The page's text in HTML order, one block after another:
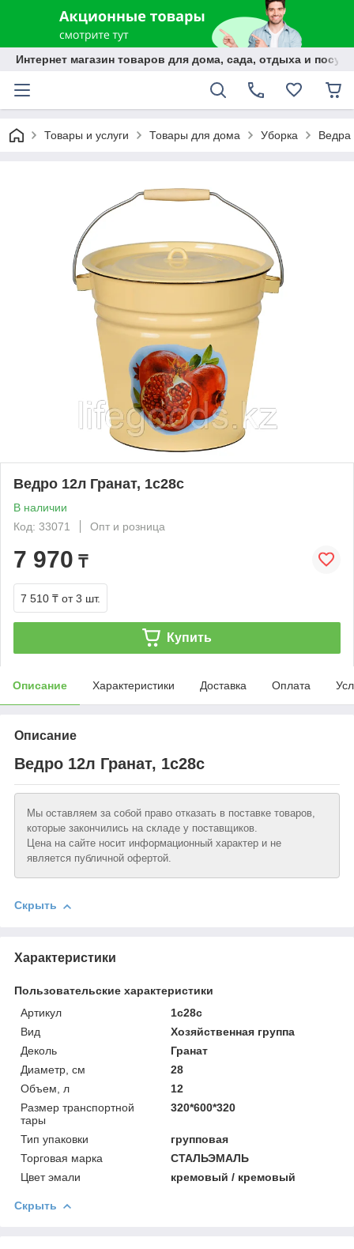
Интернет магазин товаров для дома, сада, отдыха и
Товары и услуги Товары для дома Уборка Ведра
Ведро 12л Гранат, 1с28с
В наличии
Код: 33071
Опт и розница
7 970 ₸
7 510 ₸ от 3 шт.
Купить
Описание Характеристики Доставка Оплата
Описание
Ведро 12л Гранат, 1с28с
Мы оставляем за собой право отказать в поставке товаров,
которые закончились на складе у поставщиков.
Цена на сайте носит информационный характер и не
является публичной офертой.
Скрыть
Характеристики
Пользовательские характеристики
Артикул
1с28с
Вид
Хозяйственная группа
Деколь
Гранат
Диаметр, см
28
Объем, л
12
Размер транспортной
тары
320*600*320
Тип упаковки
групповая
Торговая марка
СТАЛЬЭМАЛЬ
Цвет эмали
кремовый / кремовый
Скрыть